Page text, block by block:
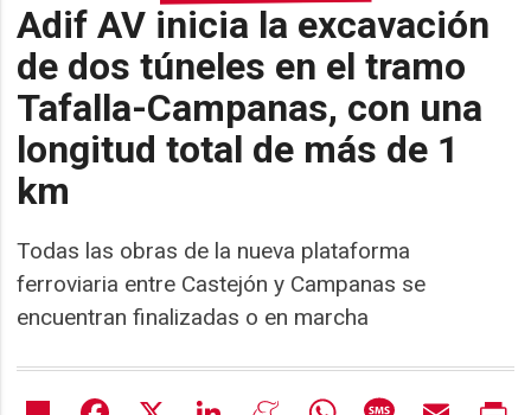
Adif AV inicia la excavación
de dos túneles en el tramo
Tafalla-Campanas, con una
longitud total de más de 1
km
Todas las obras de la nueva plataforma
ferroviaria entre Castejón y Campanas se
encuentran finalizadas o en marcha
Share Facebook LinkedIn MeneameWhatsAppMessageEmail